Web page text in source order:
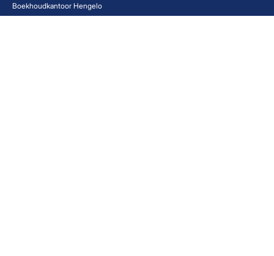
Boekhoudkantoor Hengelo